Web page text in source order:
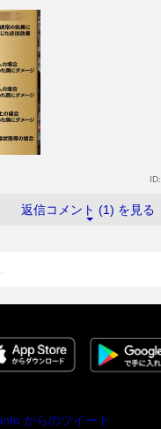
ID:
返信コメント (1) を見る
からのツイート